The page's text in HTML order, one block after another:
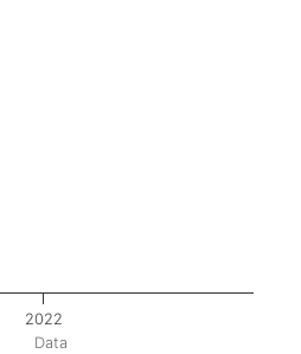
Data
2022